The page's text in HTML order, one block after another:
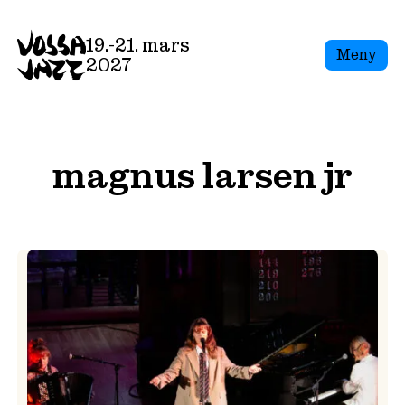
to
content
19.-21. mars
2027
Meny
magnus larsen jr